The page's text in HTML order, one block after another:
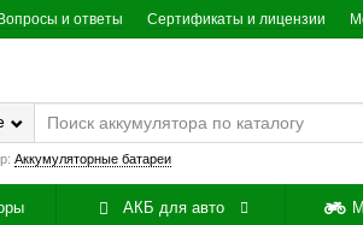
Вопросы и ответы Сертификаты и лицензии
Аккумуляторные батареи
АКБ для авто